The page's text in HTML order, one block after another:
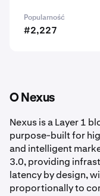
Popularność
#2,227
O Nexus
Nexus is a Layer 1
purpose-built for
and intelligent
3.0, providing
latency by design,
proportionally to